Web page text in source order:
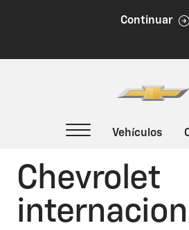
Continuar
Chevrolet